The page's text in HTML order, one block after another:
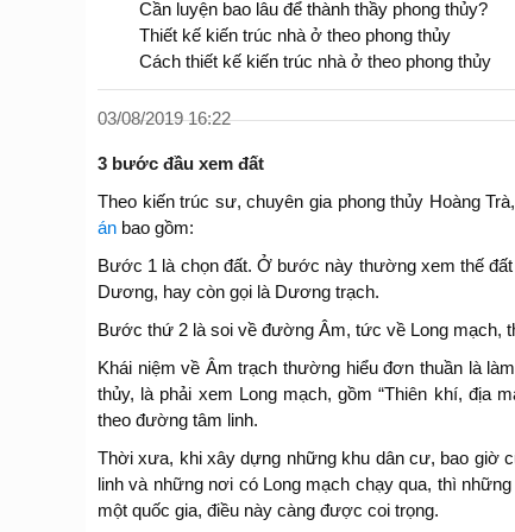
Cần luyện bao lâu để thành thầy phong thủy?
Thiết kế kiến trúc nhà ở theo phong thủy
Cách thiết kế kiến trúc nhà ở theo phong thủy
03/08/2019 16:22
3 bước đầu xem đất
Theo kiến trúc sư, chuyên gia phong thủy Hoàng
án bao gồm:
Bước 1 là chọn đất. Ở bước này thường xem thế
Dương, hay còn gọi là Dương trạch.
Bước thứ 2 là soi về đường Âm, tức về Long mạch,
Khái niệm về Âm trạch thường hiểu đơn thuần là
thủy, là phải xem Long mạch, gồm “Thiên khí, địa
theo đường tâm linh.
Thời xưa, khi xây dựng những khu dân cư, bao giờ
linh và những nơi có Long mạch chạy qua, thì
một quốc gia, điều này càng được coi trọng.